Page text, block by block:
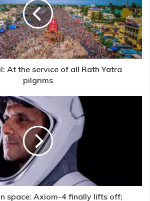
At the service of all Rath Yatra
pilgrims
space: Axiom-4 finally lifts off;